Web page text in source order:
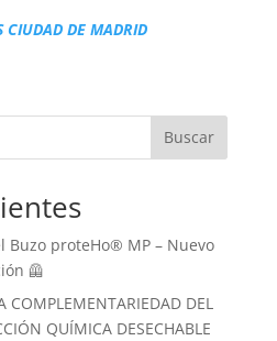
CIUDAD DE MADRID
Buscar
Buzo proteHo® MP – Nuevo
🦺
COMPLEMENTARIEDAD DEL
QUÍMICA DESECHABLE